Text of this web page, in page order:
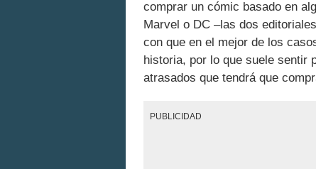
comprar un cómic basado en
Marvel o DC –las dos
con que en el mejor de los
historia, por lo que suele sentir
atrasados que tendrá que
PUBLICIDAD